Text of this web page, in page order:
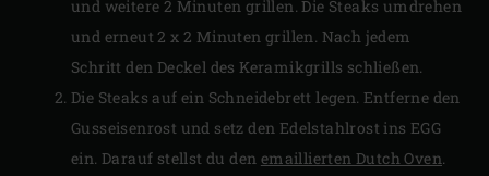
und weitere 2 Minuten grillen. Die Steaks umdrehen
und erneut 2 x 2 Minuten grillen. Nach jedem
Schritt den Deckel des Keramikgrills schließen.
Die Steaks auf ein Schneidebrett legen. Entferne den
Gusseisenrost und setz den Edelstahlrost ins EGG
ein. Darauf stellst du den emaillierten Dutch Oven.